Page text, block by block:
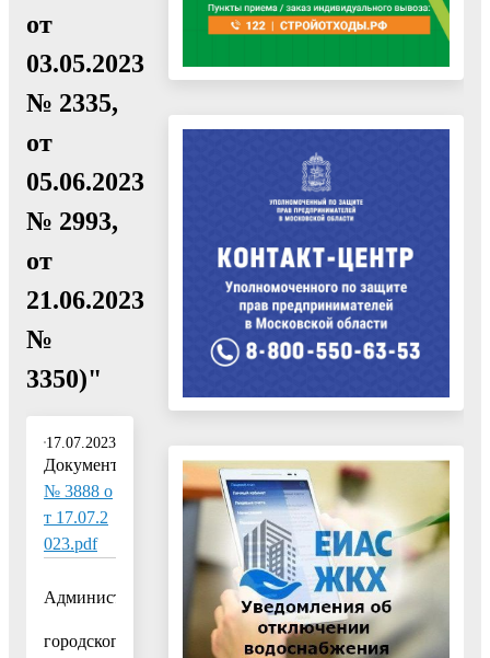
от
03.05.2023
№ 2335,
от
05.06.2023
№ 2993,
от
21.06.2023
№
3350)"
17.07.2023
Документ:
№ 3888 о
т 17.07.2
023.pdf
Администрация
городского